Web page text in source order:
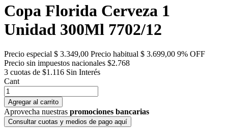
Copa Florida Cerveza 1
Unidad 300Ml 7702/12
Precio especial $ 3.349,00 Precio habitual $ 3.699,00 9% OFF
Precio sin impuestos nacionales $2.768
3 cuotas de $1.116 Sin Interés
Cant
Agregar al carrito
Aprovecha nuestras promociones bancarias
Consultar cuotas y medios de pago aquí